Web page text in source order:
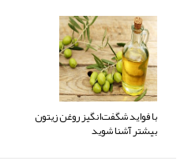
با فواید شگفت‌انگیز روغن زیتون
بیشتر آشنا شوید